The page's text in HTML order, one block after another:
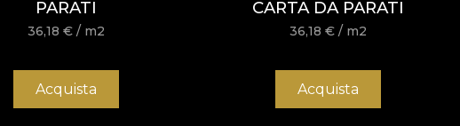
elegant și structură rezistentă, potrivit pentru proiecte de
PARATI
36,18€ / m2
Acquista
CARTA DA PARATI
36,18€ / m2
Acquista